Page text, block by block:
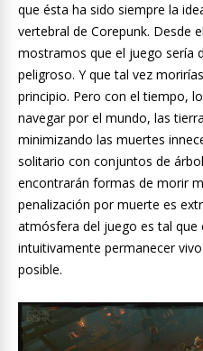
que ésta ha sido siempre la
vertebral de Corepunk. Desde
mostramos que el juego sería
peligroso. Y que tal vez
principio. Pero con el tiempo,
navegar por el mundo, las
minimizando las muertes
solitario con conjuntos de
encontrarán formas de morir
penalización por muerte es
atmósfera del juego es tal que
intuitivamente permanecer
posible.